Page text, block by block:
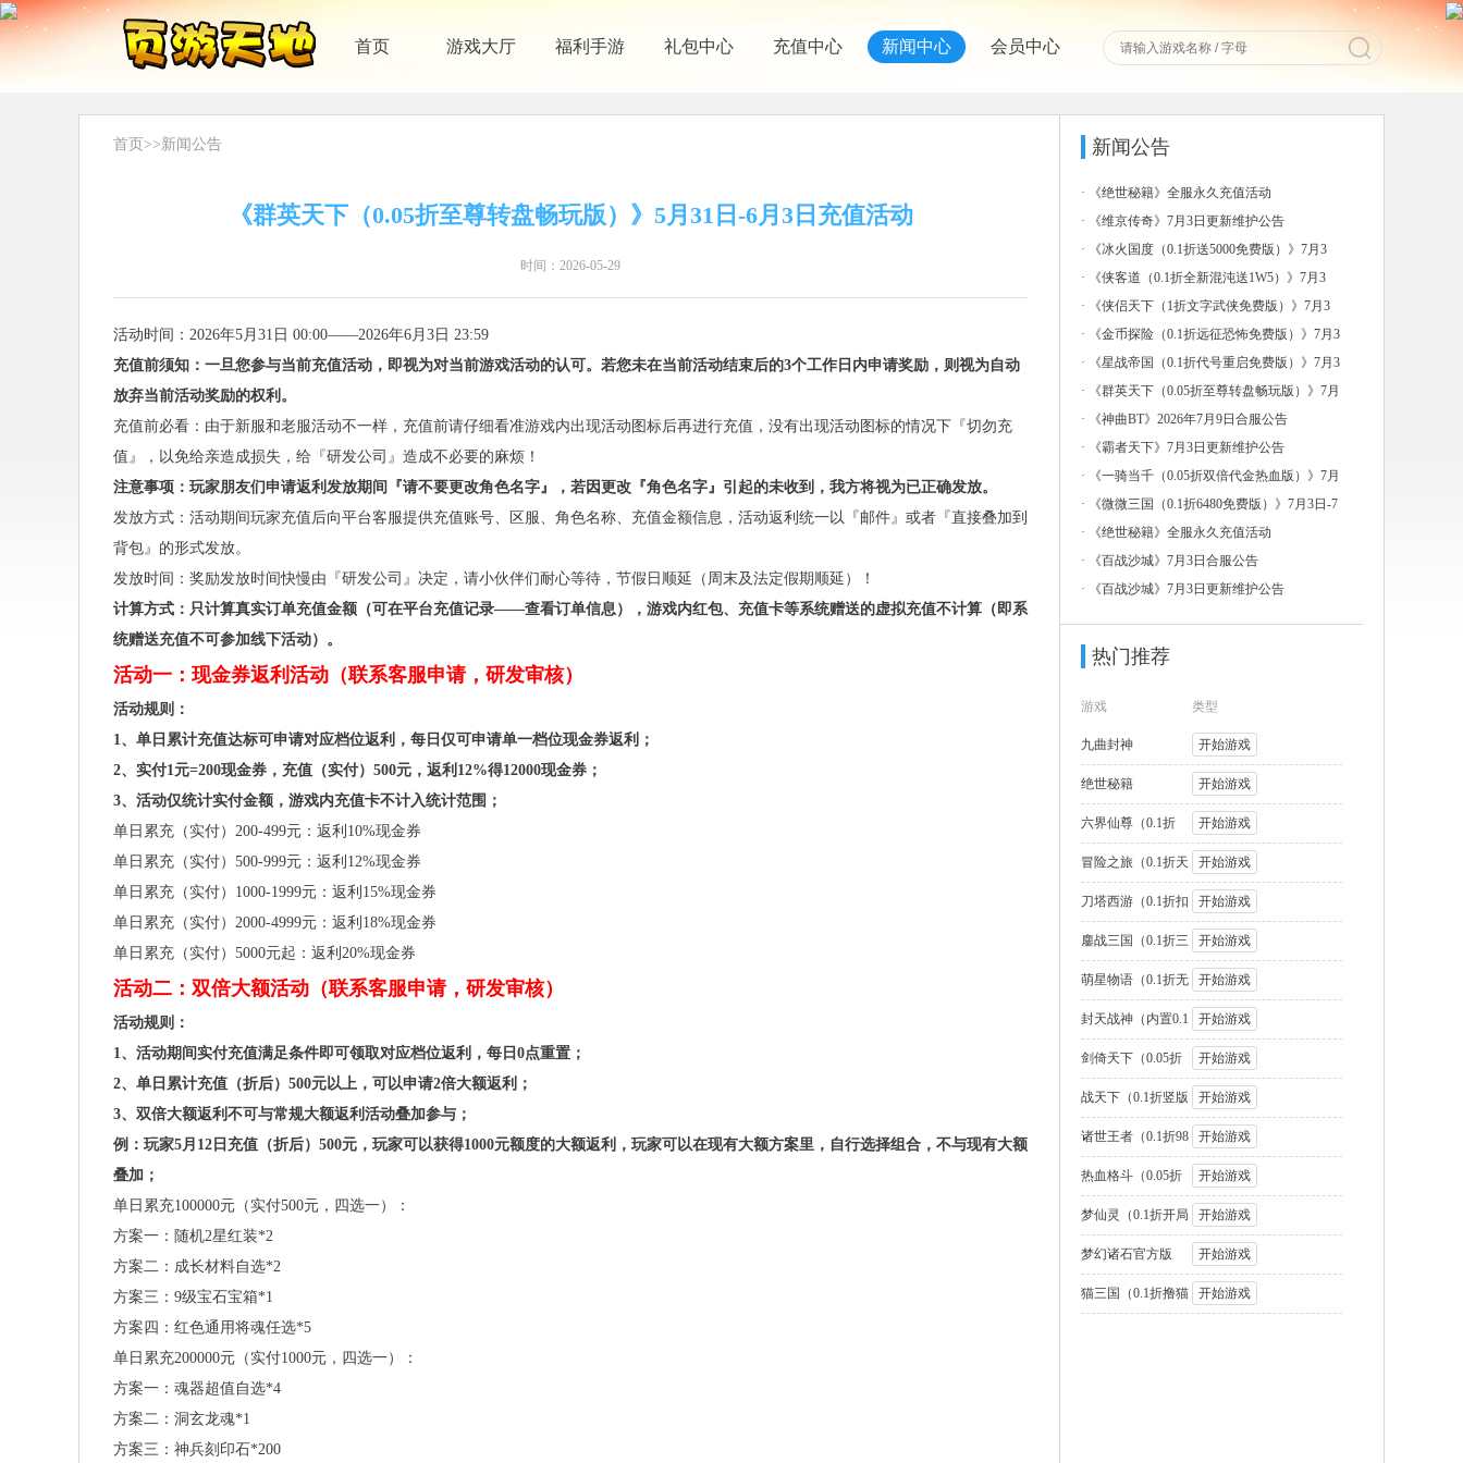
首页 游戏大厅 福利手游 礼包中心 充值中心 新闻中心 会员中心
首页 >>新闻公告
《群英天下（0.05折至尊转盘畅玩版）》5月31日-6月3日充值活动
时间：2026-05-29
活动时间：2026年5月31日 00:00——2026年6月3日 23:59
充值前须知：一旦您参与当前充值活动，即视为对当前游戏活动的认可。若您未在当前活动结束后的3个工作日内申请奖励，则视为自动
放弃当前活动奖励的权利。
充值前必看：由于新服和老服活动不一样，充值前请仔细看准游戏内出现活动图标后再进行充值，没有出现活动图标的情况下『切勿充
值』，以免给亲造成损失，给『研发公司』造成不必要的麻烦！
注意事项：玩家朋友们申请返利发放期间『请不要更改角色名字』，若因更改『角色名字』引起的未收到，我方将视为已正确发放。
发放方式：活动期间玩家充值后向平台客服提供充值账号、区服、角色名称、充值金额信息，活动返利统一以『邮件』或者『直接叠加到
背包』的形式发放。
发放时间：奖励发放时间快慢由『研发公司』决定，请小伙伴们耐心等待，节假日顺延（周末及法定假期顺延）！
计算方式：只计算真实订单充值金额（可在平台充值记录——查看订单信息），游戏内红包、充值卡等系统赠送的虚拟充值不计算（即系
统赠送充值不可参加线下活动）。
活动一：现金券返利活动（联系客服申请，研发审核）
活动规则：
1、单日累计充值达标可申请对应档位返利，每日仅可申请单一档位现金券返利；
2、实付1元=200现金券，充值（实付）500元，返利12%得12000现金券；
3、活动仅统计实付金额，游戏内充值卡不计入统计范围；
单日累充（实付）200-499元：返利10%现金券
单日累充（实付）500-999元：返利12%现金券
单日累充（实付）1000-1999元：返利15%现金券
单日累充（实付）2000-4999元：返利18%现金券
单日累充（实付）5000元起：返利20%现金券
活动二：双倍大额活动（联系客服申请，研发审核）
活动规则：
1、活动期间实付充值满足条件即可领取对应档位返利，每日0点重置；
2、单日累计充值（折后）500元以上，可以申请2倍大额返利；
3、双倍大额返利不可与常规大额返利活动叠加参与；
例：玩家5月12日充值（折后）500元，玩家可以获得1000元额度的大额返利，玩家可以在现有大额方案里，自行选择组合，不与现有大额
叠加；
单日累充100000元（实付500元，四选一）：
方案一：随机2星红装*2
方案二：成长材料自选*2
方案三：9级宝石宝箱*1
方案四：红色通用将魂任选*5
单日累充200000元（实付1000元，四选一）：
方案一：魂器超值自选*4
方案二：洞玄龙魂*1
方案三：神兵刻印石*200
新闻公告
·
《绝世秘籍》全服永久充值活动
·
《维京传奇》7月3日更新维护公告
·
《冰火国度（0.1折送5000免费版）》7月3
日-7
·
《侠客道（0.1折全新混沌送1W5）》7月3
日-7月
·
《侠侣天下（1折文字武侠免费版）》7月3
日-7月6日
·
《金币探险（0.1折远征恐怖免费版）》7月3
日-7月
·
《星战帝国（0.1折代号重启免费版）》7月3
日-7月
·
《群英天下（0.05折至尊转盘畅玩版）》7月
3日-7
·
《神曲BT》2026年7月9日合服公告
·
《霸者天下》7月3日更新维护公告
·
《一骑当千（0.05折双倍代金热血版）》7月
3日-7
·
《微微三国（0.1折6480免费版）》7月3日-7
月
·
《绝世秘籍》全服永久充值活动
·
《百战沙城》7月3日合服公告
·
《百战沙城》7月3日更新维护公告
热门推荐
游戏 类型
九曲封神 开始游戏
绝世秘籍 开始游戏
六界仙尊（0.1折
2000福利版
开始游戏
冒险之旅（0.1折天
天送1W代币
开始游戏
刀塔西游（0.1折扣
版）
开始游戏
鏖战三国（0.1折三
国2名将盲盒
开始游戏
萌星物语（0.1折无
限代金版）
开始游戏
封天战神（内置0.1
折1W免费版
开始游戏
剑倚天下（0.05折
送SSS神将
开始游戏
战天下（0.1折竖版
街机连招）
开始游戏
诸世王者（0.1折98
元速通版）
开始游戏
热血格斗（0.05折
GM定制版）
开始游戏
梦仙灵（0.1折开局
送足球宝贝）
开始游戏
梦幻诸石官方版
（0.05折圆梦高
开始游戏
猫三国（0.1折撸猫 开始游戏